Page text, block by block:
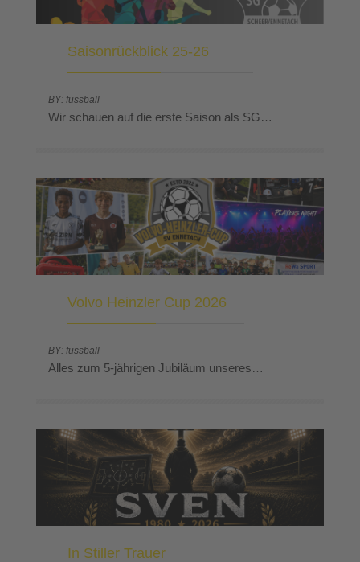
Saisonrückblick 25-26
BY: fussball
Wir schauen auf die erste Saison als SG…
Volvo Heinzler Cup 2026
BY: fussball
Alles zum 5-jährigen Jubiläum unseres…
In Stiller Trauer